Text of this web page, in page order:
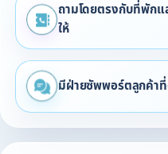
ถามโดยตรงกับที่พัก
ให้
มีฝ่ายซัพพอร์ตลูกค้า